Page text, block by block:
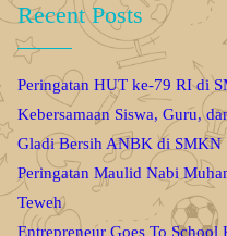
Recent Posts
Peringatan HUT ke-79 RI di
Kebersamaan Siswa, Guru,
Gladi Bersih ANBK di SMKN
Peringatan Maulid Nabi
Teweh
Entrepreneur Goes To